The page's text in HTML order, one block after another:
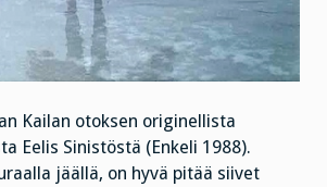
Kailan otoksen originellista
Eelis Sinistöstä (Enkeli 1988).
jäällä, on hyvä pitää siivet